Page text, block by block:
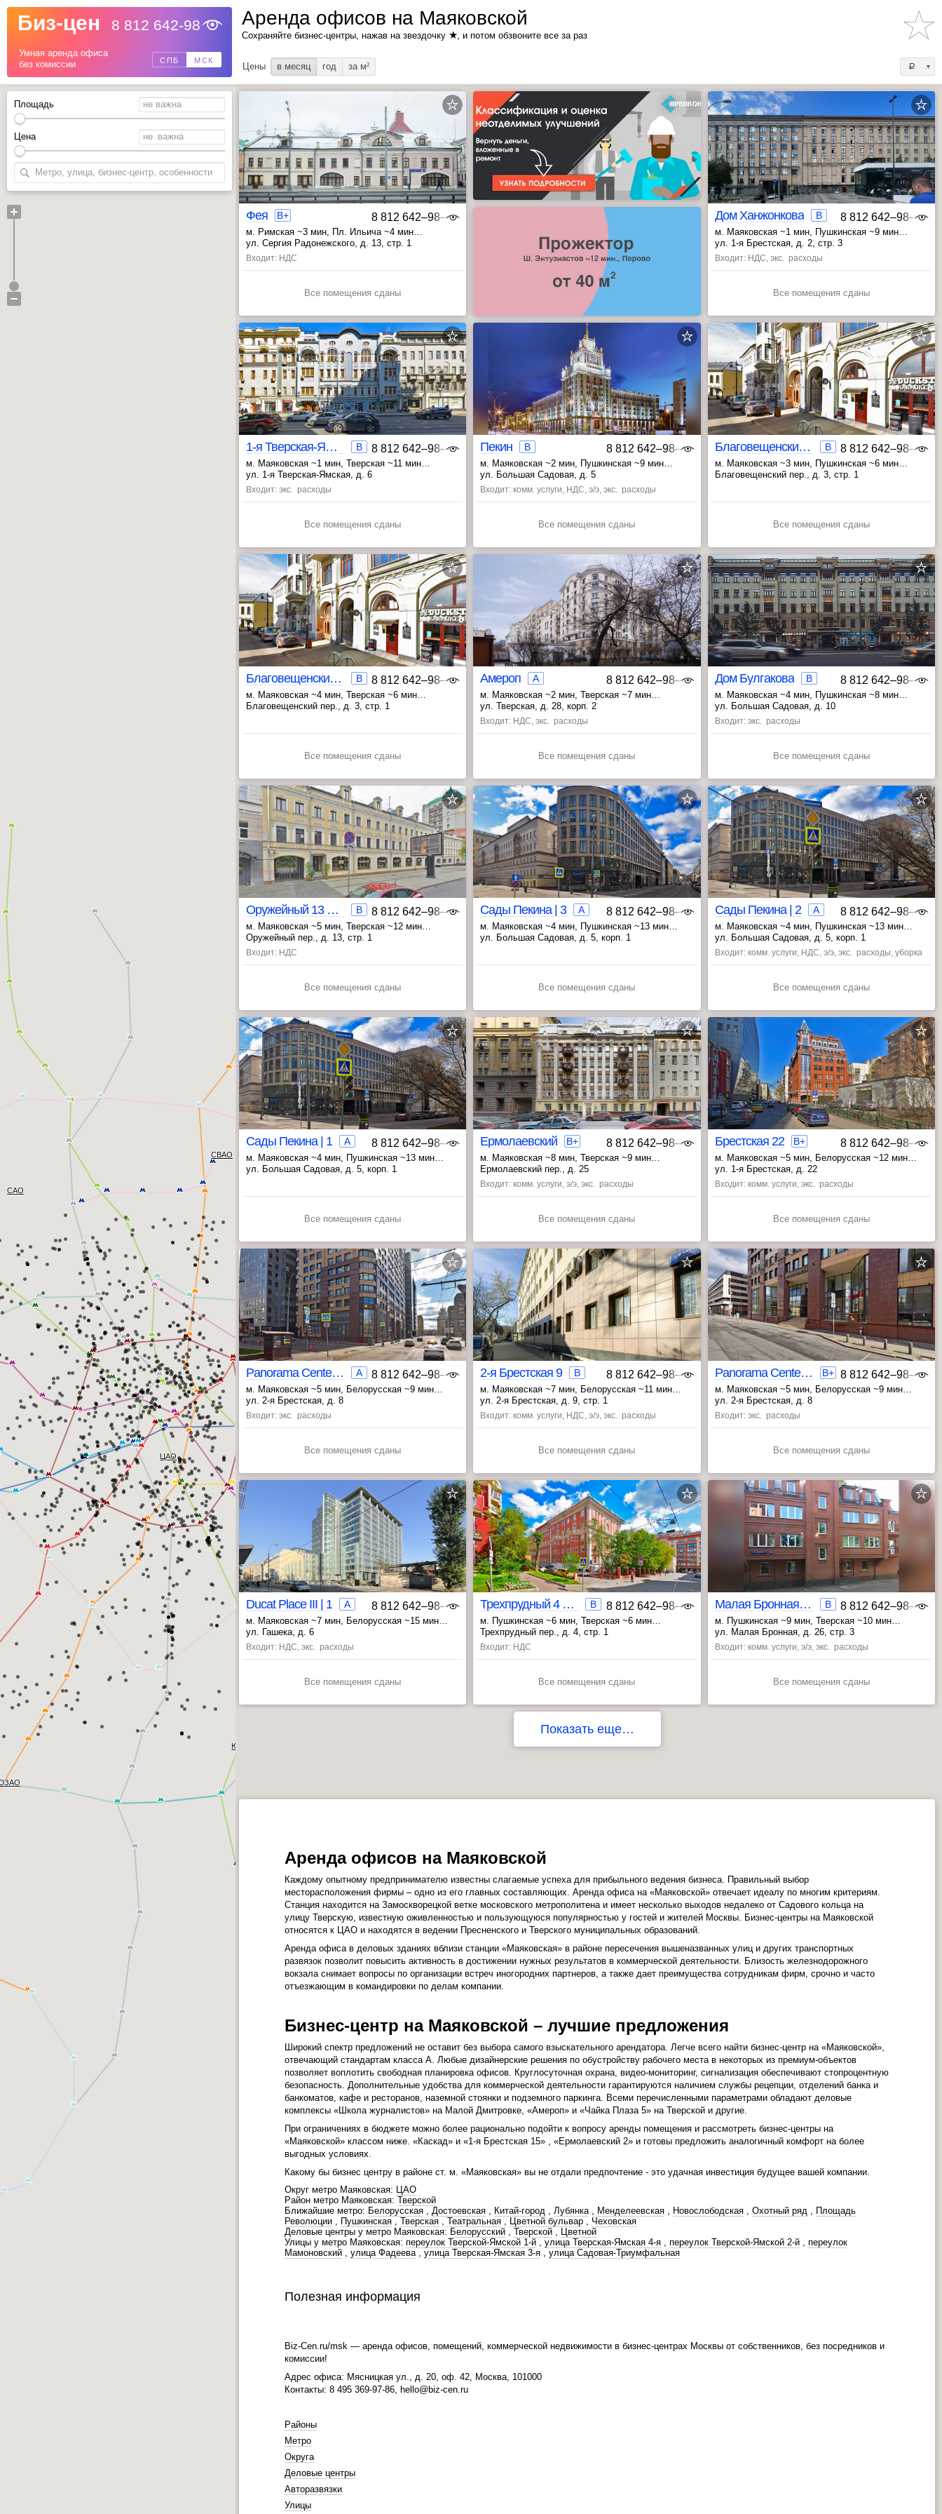
Биз-цен
СПБ МСК
Умная аренда офиса
без комиссии
8 812 642-98
Площадь
Цена
Назад
Аренда офисов на Маяковской
Сохраняйте бизнес-центры, нажав на звездочку ★, и потом обзвоните все за раз
Цены в месяц год за м2 a
ЦАО
ЮАО
ЮВАО
ВАО
СВАО
САО
Фея B+ 8 812 642‒98‒46
м. Римская ~3 мин, Пл. Ильича ~4 мин
, Марксистская ~19 мин
ул. Сергия Радонежского, д. 13, стр. 1
Входит: НДС
Все помещения сданы
Дом Ханжонкова B 8 812 642‒98‒46
м. Маяковская ~1 мин, Пушкинская ~9 мин
, Тверская ~12 мин
ул. 1-я Брестская, д. 2, стр. 3
Входит: НДС, экс. расходы
Все помещения сданы
1-я Тверская-Ямская 6 B 8 812 642‒98‒46
м. Маяковская ~1 мин, Тверская ~11 мин
, Пушкинская ~11 мин
ул. 1-я Тверская-Ямская, д. 6
Входит: экс. расходы
Все помещения сданы
Пекин B 8 812 642‒98‒46
м. Маяковская ~2 мин, Пушкинская ~9 мин
, Тверская ~11 мин
ул. Большая Садовая, д. 5
Входит: комм. услуги, НДС, э/э, экс. расходы
Все помещения сданы
Благовещенский 3 | 2 B 8 812 642‒98‒46
м. Маяковская ~3 мин, Пушкинская ~6 мин
, Тверская ~6 мин
Благовещенский пер., д. 3, стр. 1
Все помещения сданы
Благовещенский 3 | 1 B 8 812 642‒98‒46
м. Маяковская ~4 мин, Тверская ~6 мин
, Пушкинская ~6 мин
Благовещенский пер., д. 3, стр. 1
Все помещения сданы
Амероп A 8 812 642‒98‒46
м. Маяковская ~2 мин, Тверская ~7 мин
, Пушкинская ~8 мин
ул. Тверская, д. 28, корп. 2
Входит: НДС, экс. расходы
Все помещения сданы
Дом Булгакова B 8 812 642‒98‒46
м. Маяковская ~4 мин, Пушкинская ~8 мин
, Тверская ~10 мин
ул. Большая Садовая, д. 10
Входит: экс. расходы
Все помещения сданы
Оружейный 13 стр.1 B 8 812 642‒98‒46
м. Маяковская ~5 мин, Тверская ~12 мин
, Пушкинская ~12 мин, Новослободская ~13 мин
Оружейный пер., д. 13, стр. 1
Входит: НДС
Все помещения сданы
Сады Пекина | 3 A 8 812 642‒98‒46
м. Маяковская ~4 мин, Пушкинская ~13 мин
, Белорусская ~14 мин
ул. Большая Садовая, д. 5, корп. 1
Все помещения сданы
Сады Пекина | 2 A 8 812 642‒98‒46
м. Маяковская ~4 мин, Пушкинская ~13 мин
, Белорусская ~14 мин
ул. Большая Садовая, д. 5, корп. 1
Входит: комм. услуги, НДС, э/э, экс. расходы, уборка
Все помещения сданы
Сады Пекина | 1 A 8 812 642‒98‒46
м. Маяковская ~4 мин, Пушкинская ~13 мин
, Белорусская ~14 мин
ул. Большая Садовая, д. 5, корп. 1
Все помещения сданы
Ермолаевский B+ 8 812 642‒98‒46
м. Маяковская ~8 мин, Тверская ~9 мин
, Пушкинская ~12 мин
Ермолаевский пер., д. 25
Входит: комм. услуги, э/э, экс. расходы
Все помещения сданы
Брестская 22 B+ 8 812 642‒98‒46
м. Маяковская ~5 мин, Белорусская ~12 мин
, Новослободская ~16 мин
ул. 1-я Брестская, д. 22
Входит: комм. услуги, экс. расходы
Все помещения сданы
Panorama Center | 3 A 8 812 642‒98‒46
м. Маяковская ~5 мин, Белорусская ~9 мин
, Пушкинская ~14 мин
ул. 2-я Брестская, д. 8
Входит: экс. расходы
Все помещения сданы
2-я Брестская 9 B 8 812 642‒98‒46
м. Маяковская ~7 мин, Белорусская ~11 мин
, Тверская ~18 мин
ул. 2-я Брестская, д. 9, стр. 1
Входит: комм. услуги, НДС, э/э, экс. расходы
Все помещения сданы
Panorama Center | 1 B+ 8 812 642‒98‒46
м. Маяковская ~5 мин, Белорусская ~9 мин
, Пушкинская ~14 мин
ул. 2-я Брестская, д. 8
Входит: экс. расходы
Все помещения сданы
Ducat Place III | 1 A 8 812 642‒98‒46
м. Маяковская ~7 мин, Белорусская ~15 мин
, Баррикадная ~20 мин
ул. Гашека, д. 6
Входит: НДС, экс. расходы
Все помещения сданы
Трехпрудный 4 стр.1 B 8 812 642‒98‒46
м. Пушкинская ~6 мин, Тверская ~6 мин
, Маяковская ~9 мин
Трехпрудный пер., д. 4, стр. 1
Входит: НДС
Все помещения сданы
Малая Бронная 26 B 8 812 642‒98‒46
м. Пушкинская ~9 мин, Тверская ~10 мин
, Маяковская ~10 мин
ул. Малая Бронная, д. 26, стр. 3
Входит: комм. услуги, э/э, экс. расходы
Все помещения сданы
Показать еще…
Аренда офисов на Маяковской
Каждому опытному предпринимателю известны слагаемые успеха для прибыльного ведения бизнеса. Правильный выбор
месторасположения фирмы – одно из его главных составляющих. Аренда офиса на «Маяковской» отвечает идеалу по многим критериям.
Станция находится на Замоскворецкой ветке московского метрополитена и имеет несколько выходов недалеко от Садового кольца на
улицу Тверскую, известную оживленностью и пользующуюся популярностью у гостей и жителей Москвы. Бизнес-центры на Маяковской
относятся к ЦАО и находятся в ведении Пресненского и Тверского муниципальных образований.
Аренда офиса в деловых зданиях вблизи станции «Маяковская» в районе пересечения вышеназванных улиц и других транспортных
развязок позволит повысить активность в достижении нужных результатов в коммерческой деятельности. Близость железнодорожного
вокзала снимает вопросы по организации встреч иногородних партнеров, а также дает преимущества сотрудникам фирм, срочно и часто
отъезжающим в командировки по делам компании.
Бизнес-центр на Маяковской – лучшие предложения
Широкий спектр предложений не оставит без выбора самого взыскательного арендатора. Легче всего найти бизнес-центр на «Маяковской»,
отвечающий стандартам класса А. Любые дизайнерские решения по обустройству рабочего места в некоторых из премиум-объектов
позволяет воплотить свободная планировка офисов. Круглосуточная охрана, видео-мониторинг, сигнализация обеспечивают стопроцентную
безопасность. Дополнительные удобства для коммерческой деятельности гарантируются наличием службы рецепции, отделений банка и
банкоматов, кафе и ресторанов, наземной стоянки и подземного паркинга. Всеми перечисленными параметрами обладают деловые
комплексы «Школа журналистов» на Малой Дмитровке, «Амероп» и «Чайка Плаза 5» на Тверской и другие.
При ограничениях в бюджете можно более рационально подойти к вопросу аренды помещения и рассмотреть бизнес-центры на
«Маяковской» классом ниже. «Каскад» и «1-я Брестская 15» , «Ермолаевский 2» и готовы предложить аналогичный комфорт на более
выгодных условиях.
Какому бы бизнес центру в районе ст. м. «Маяковская» вы не отдали предпочтение - это удачная инвестиция будущее вашей компании.
Округ метро Маяковская: ЦАО
Район метро Маяковская: Тверской
Ближайшие метро: Белорусская , Достоевская , Китай-город , Лубянка, Менделеевская , Новослободская , Охотный ряд , Площадь
Революции , Пушкинская , Тверская , Театральная , Цветной бульвар , Чеховская
Деловые центры у метро Маяковская: Белорусский , Тверской , Цветной
Улицы у метро Маяковская: переулок Тверской-Ямской 1-й , улица Тверская-Ямская 4-я , переулок Тверской-Ямской 2-й , переулок
Мамоновский , улица Фадеева, улица Тверская-Ямская 3-я , улица Садовая-Триумфальная
Полезная информация
Biz-Cen.ru/msk — аренда офисов, помещений, коммерческой недвижимости в бизнес-центрах Москвы от собственников, без посредников и
комиссии!
Адрес офиса: Мясницкая ул., д. 20, оф. 42, Москва, 101000
Контакты: 8 495 369-97-86, hello@biz-cen.ru
Районы
Метро
Округа
Деловые центры
Авторазвязки
Улицы